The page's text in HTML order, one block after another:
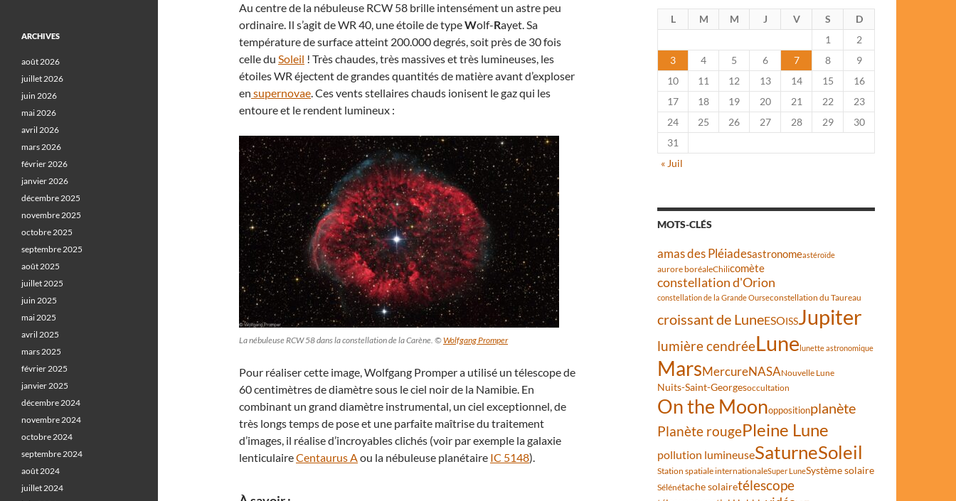
Au centre de la nébuleuse RCW 58 brille intensément un astre peu
ordinaire. Il s’agit de WR 40, une étoile de typeWolf-Rayet. Sa
température de surface atteint 200.000 degrés, soit près de 30 fois
celle du Soleil ! Très chaudes, très massives et très lumineuses, les
étoiles WR éjectent de grandes quantités de matière avant d’exploser
en supernovae. Ces vents stellaires chauds ionisent le gaz qui les
entoure et le rendent lumineux :
La nébuleuse RCW 58 dans la constellation de la Carène. ©Wolfgang Promper
Pour réaliser cette image, Wolfgang Promper a utilisé un télescope de
60 centimètres de diamètre sous le ciel noir de la Namibie. En
combinant un grand diamètre instrumental, un ciel exceptionnel, de
très longs temps de pose et une parfaite maîtrise du traitement
d’images, il réalise d’incroyables clichés (voir par exemple la galaxie
lenticulaireCentaurus Aou la nébuleuse planétaire IC 5148).
L M M J V S
D
1
2
3
4 5 6 7 8
9
10
11 12 13 14 15
16
17
18 19 20 21 22
23
24
25 26 27 28 29
30
31
« Juil
MOTS-CLÉS
amas des Pléiadesastronomeastéroïde
aurore boréaleChilicomète
constellation d'Orion
constellation de la Grande Ourseconstellation du Taureau
croissant de LuneESOISSJupiter
lumière cendréeLunelunette astronomique
MarsMercureNASANouvelle Lune
Nuits-Saint-Georgesoccultation
On the Moonoppositionplanète
Planète rougePleine Lune
pollution lumineuseSaturneSoleil
Station spatiale internationaleSuper LuneSystème solaire
Sélénétache solairetélescope
ARCHIVES
août 2026
juillet 2026
juin 2026
mai 2026
avril 2026
mars 2026
février 2026
janvier 2026
décembre 2025
novembre 2025
octobre 2025
septembre 2025
août 2025
juillet 2025
juin 2025
mai 2025
avril 2025
mars 2025
février 2025
janvier 2025
décembre 2024
novembre 2024
octobre 2024
septembre 2024
août 2024
juillet 2024